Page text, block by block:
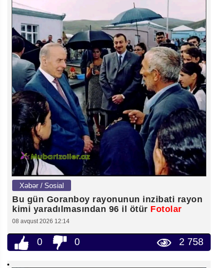
Xəbər / Sosial
Bu gün Goranboy rayonunun inzibati rayon
kimi yaradılmasından 96 il ötür Fotolar
08 avqust 2026 12:14
0 0 2 758